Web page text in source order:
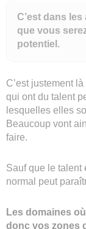
C’est dans
que vous
potentiel.
C’est justement
qui ont du talent
lesquelles elles
Beaucoup vont
faire.
Sauf que le talent
normal peut
Les domaines
donc vos zones